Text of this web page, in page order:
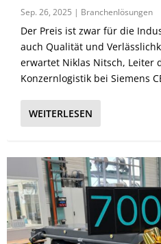
Sep. 26, 2025 | Branchenlösungen
Der Preis ist zwar für die
auch Qualität und
erwartet Niklas Nitsch, Leiter
Konzernlogistik bei Siemens
WEITERLESEN